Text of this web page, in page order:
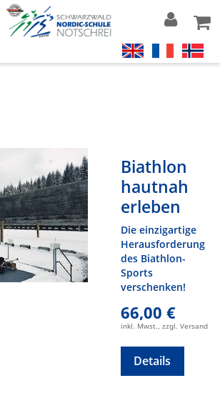
Biathlon
hautnah
erleben
Die einzigartige
Herausforderung
des Biathlon-
Sports
verschenken!
66,00 €
inkl. Mwst., zzgl. Versand
Details